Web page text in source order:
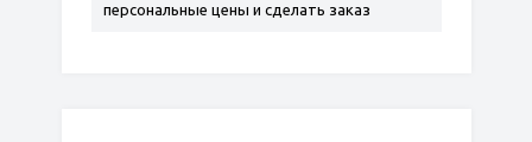
персональные цены и сделать заказ